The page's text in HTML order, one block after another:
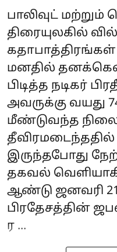
பாலிவுட் மற்றும்
திரையுலகில்
கதாபாத்திரங்கள்
மனதில்
பிடித்த நடிகர்
அவருக்கு வயது
மீண்டுவந்த
தீவிரமடைந்ததில்
இருந்தபோது
தகவல்
ஆண்டு ஜனவரி
பிரதேசத்தின்
ர ...